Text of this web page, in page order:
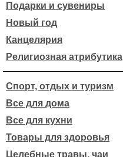
Подарки и сувениры
Новый год
Канцелярия
Религиозная атрибутика
Спорт, отдых и туризм
Все для дома
Все для кухни
Товары для здоровья
Целебные травы, чаи